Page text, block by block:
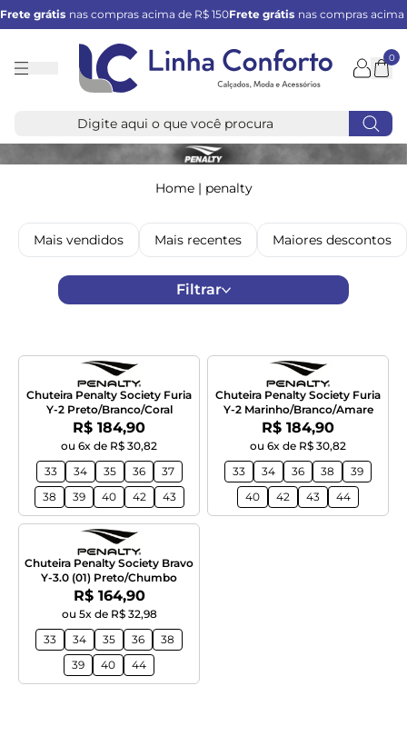
Frete grátis nas compras acima de R$ 150Frete grátis nas compras acima
Linha
0
Home| penalty
Mais vendidos Mais recentes Maiores descontos
Filtrar
Chuteira Penalty Society Furia
Y-2 Preto/Branco/Coral
Por:
R$ 184,90
ou 6x de R$ 30,82
33
34 35 36
37
38
39 40 42 43
Chuteira Penalty Society Furia
Y-2 Marinho/Branco/Amare
Por:
R$ 184,90
ou 6x de R$ 30,82
33
34 36 38
39
40
42 43 44
Chuteira Penalty Society Bravo
Y-3.0 (01) Preto/Chumbo
Por:
R$ 164,90
ou 5x de R$ 32,98
33
34 35 36
38
39
40 44